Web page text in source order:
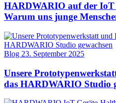
HARDWARIO auf der IoT
Warum uns junge
Blog 23. September 2025
Unsere
das HARDWARIO Studio